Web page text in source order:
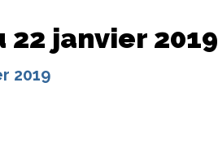
janvier 2019
2019